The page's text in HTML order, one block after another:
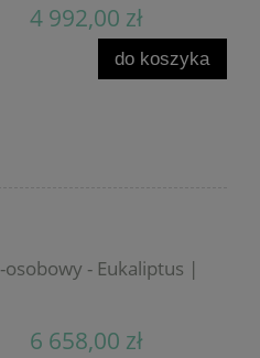
4 992,00 zł
do koszyka
osobowy - Eukaliptus |
6 658,00 zł